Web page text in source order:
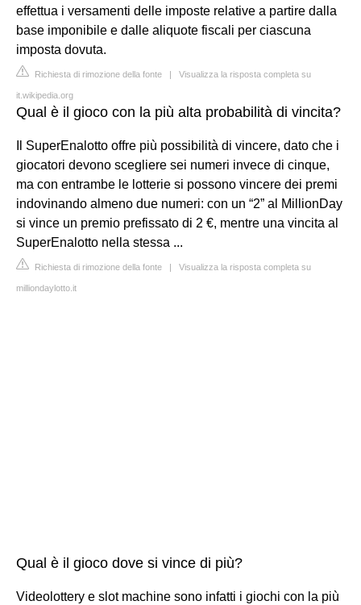
effettua i versamenti delle imposte relative a partire dalla
base imponibile e dalle aliquote fiscali per ciascuna
imposta dovuta.
Richiesta di rimozione della fonte | Visualizza la risposta completa su
it.wikipedia.org
Qual è il gioco con la più alta probabilità di vincita?
Il SuperEnalotto offre più possibilità di vincere, dato che i
giocatori devono scegliere sei numeri invece di cinque,
ma con entrambe le lotterie si possono vincere dei premi
indovinando almeno due numeri: con un “2” al MillionDay
si vince un premio prefissato di 2 €, mentre una vincita al
SuperEnalotto nella stessa ...
Richiesta di rimozione della fonte | Visualizza la risposta completa su
milliondaylotto.it
Qual è il gioco dove si vince di più?
Videolottery e slot machine sono infatti i giochi con la più